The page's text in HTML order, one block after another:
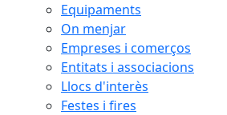
Equipaments
On menjar
Empreses i comerços
Entitats i associacions
Llocs d'interès
Festes i fires